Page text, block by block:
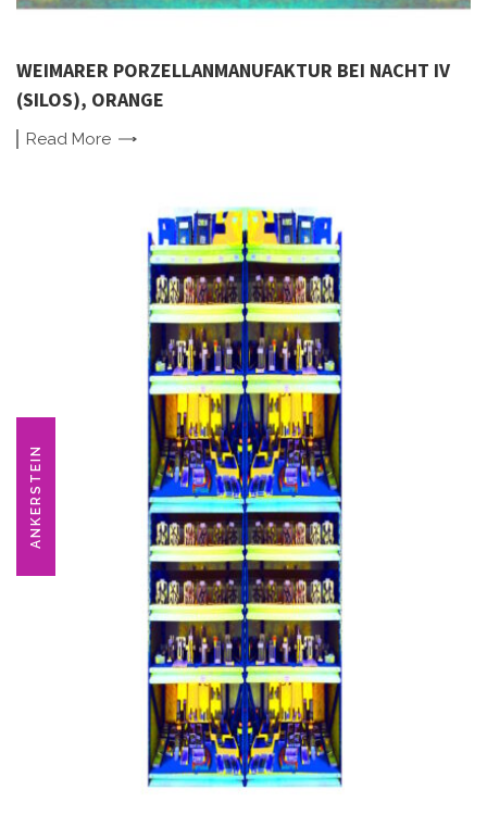
WEIMARER PORZELLANMANUFAKTUR BEI NACHT IV
(SILOS), ORANGE
Read More
ANKERSTEIN